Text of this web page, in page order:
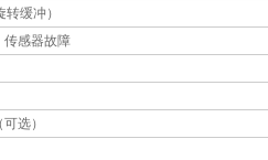
缓冲）
传感器故障
选）